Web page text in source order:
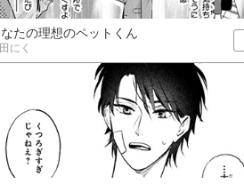
たの理想のペットくん
田にく